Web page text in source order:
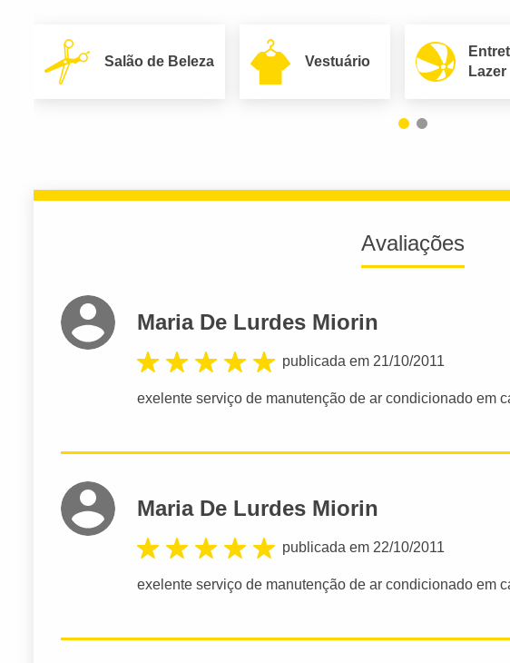
Salão de Beleza Vestuário
Lazer
Avaliações
Maria De Lurdes Miorin
publicada em 21/10/2011
exelente serviço de manutenção de ar condicionado em
Maria De Lurdes Miorin
publicada em 22/10/2011
exelente serviço de manutenção de ar condicionado em